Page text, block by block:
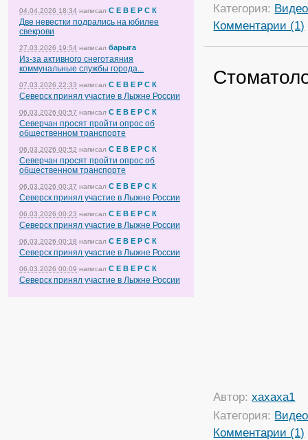
04.04.2026 18:34 написал С Е В Е Р С К
Две невестки подрались на юбилее
свекрови
27.03.2026 19:54 написал барыга
Из-за активного снеготаяния
коммунальные службы города...
07.03.2026 22:33 написал С Е В Е Р С К
Северск принял участие в Лыжне России
06.03.2026 00:57 написал С Е В Е Р С К
Северчан просят пройти опрос об
общественном транспорте
06.03.2026 00:52 написал С Е В Е Р С К
Северчан просят пройти опрос об
общественном транспорте
06.03.2026 00:37 написал С Е В Е Р С К
Северск принял участие в Лыжне России
06.03.2026 00:23 написал С Е В Е Р С К
Северск принял участие в Лыжне России
06.03.2026 00:18 написал С Е В Е Р С К
Северск принял участие в Лыжне России
06.03.2026 00:09 написал С Е В Е Р С К
Северск принял участие в Лыжне России
Категория: Видео
Комментарии (1)
Автор:xaxaxa1
Категория: Видео
Комментарии (1)